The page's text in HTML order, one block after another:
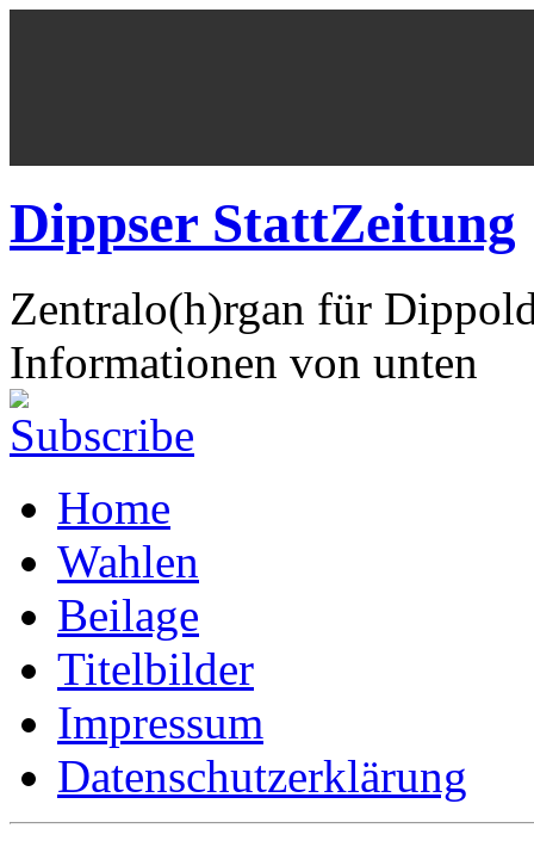
Dippser StattZeitung
Zentralo(h)rgan für
Informationen von unten
Home
Wahlen
Beilage
Titelbilder
Impressum
Datenschutzerklärung